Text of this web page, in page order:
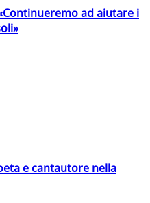
ad aiutare i
e cantautore nella